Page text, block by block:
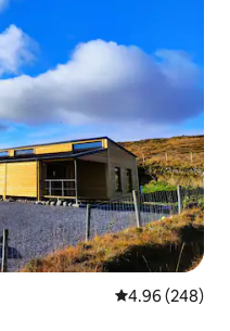
Calificación
4.96 (248)